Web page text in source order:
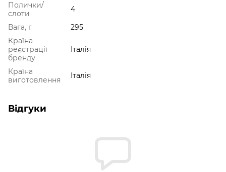
Полички/
слоти
4
Вага, г
295
Країна
реєстрації
бренду
Італія
Країна
виготовлення
Італія
Відгуки